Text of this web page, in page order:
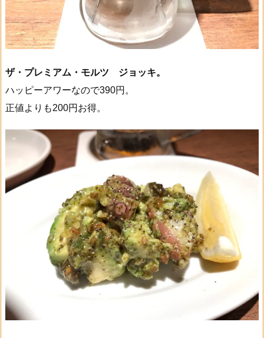
ザ・プレミアム・モルツ ジョッキ。
ハッピーアワーなので390円。
正値よりも200円お得。